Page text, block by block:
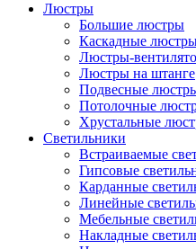
Люстры
Большие люстры
Каскадные
Люстры-
Люстры на штанге
Подвесные
Потолочные
Хрустальные
Светильники
Встраиваемые
Гипсовые
Карданные
Линейные
Мебельные
Накладные